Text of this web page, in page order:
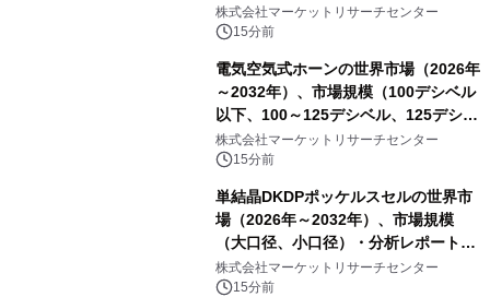
オマーカー検査、タンパク質バイオマ
ーカー検査、細胞ベースのバイオマー
査）・分析レポートを発表
株式会社マーケットリサーチセンター
15分前
電気空気式ホーンの世界市場（2026年
～2032年）、市場規模（100デシベル
以下、100～125デシベル、125デシベ
ル以上）・分析レポートを発表
株式会社マーケットリサーチセンター
15分前
単結晶DKDPポッケルスセルの世界市
場（2026年～2032年）、市場規模
（大口径、小口径）・分析レポートを
発表
株式会社マーケットリサーチセンター
15分前